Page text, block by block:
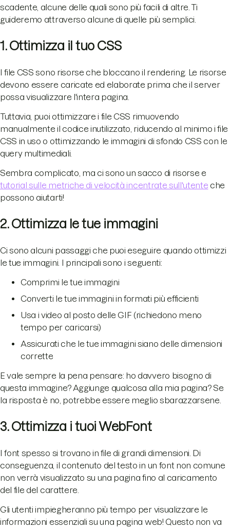
scadente, alcune delle quali sono più facili di altre. Ti
guideremo attraverso alcune di quelle più semplici.
1. Ottimizza il tuo CSS
I file CSS sono risorse che bloccano il rendering. Le risorse
devono essere caricate ed elaborate prima che il server
possa visualizzare l'intera pagina.
Tuttavia, puoi ottimizzare i file CSS rimuovendo
manualmente il codice inutilizzato, riducendo al minimo i file
CSS in uso o ottimizzando le immagini di sfondo CSS con le
query multimediali.
Sembra complicato, ma ci sono un sacco di risorse e
tutorial sulle metriche di velocità incentrate sull'utente che
possono aiutarti!
2. Ottimizza le tue immagini
Ci sono alcuni passaggi che puoi eseguire quando ottimizzi
le tue immagini. I principali sono i seguenti:
Comprimi le tue immagini
Converti le tue immagini in formati più efficienti
Usa i video al posto delle GIF (richiedono meno
tempo per caricarsi)
Assicurati che le tue immagini siano delle dimensioni
corrette
E vale sempre la pena pensare: ho davvero bisogno di
questa immagine? Aggiunge qualcosa alla mia pagina? Se
la risposta è no, potrebbe essere meglio sbarazzarsene.
3. Ottimizza i tuoi WebFont
I font spesso si trovano in file di grandi dimensioni. Di
conseguenza, il contenuto del testo in un font non comune
non verrà visualizzato su una pagina fino al caricamento
del file del carattere.
Gli utenti impiegheranno più tempo per visualizzare le
informazioni essenziali su una pagina web! Questo non va